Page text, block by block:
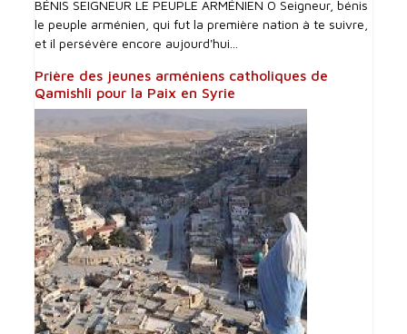
BÉNIS SEIGNEUR LE PEUPLE ARMÉNIEN O Seigneur, bénis
le peuple arménien, qui fut la première nation à te suivre,
et il persévère encore aujourd'hui...
Prière des jeunes arméniens catholiques de
Qamishli pour la Paix en Syrie